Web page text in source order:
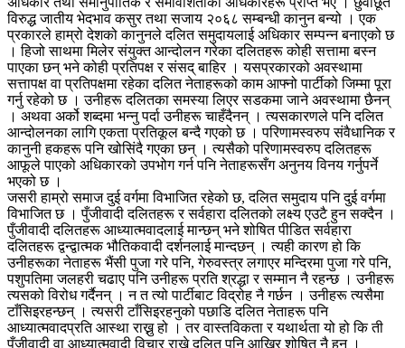
विरुद्ध जातीय भेदभाव कसुर तथा सजाय २०६८ सम्बन्धी कानुन बन्यो । एक
प्रकारले हाम्रो देशको कानुनले दलित समुदायलाई अधिकार सम्पन्न बनाएको छ
। हिजो साथमा मिलेर संयुक्त आन्दोलन गरेका दलितहरू कोही सत्तामा बस्न
पाएका छन् भने कोही प्रतिपक्ष र संसद् बाहिर । यसप्रकारको अवस्थामा
सत्तापक्ष वा प्रतिपक्षमा रहेका दलित नेताहरूको काम आफ्नो पार्टीको जिम्मा पूरा
गर्नु रहेको छ । उनीहरू दलितका समस्या लिएर सडकमा जाने अवस्थामा छैनन्
। अथवा अर्को शब्दमा भन्नु पर्दा उनीहरू चाहँदैनन् । त्यसकारणले पनि दलित
आन्दोलनका लागि एकता प्रतिकूल बन्दै गएको छ । परिणामस्वरुप संवैधानिक र
कानुनी हकहरू पनि खोसिंदै गएका छन् । त्यसैको परिणामस्वरुप दलितहरू
आफूले पाएको अधिकारको उपभोग गर्न पनि नेताहरूसँग अनुनय विनय गर्नुपर्ने
भएको छ ।
जसरी हाम्रो समाज दुई वर्गमा विभाजित रहेको छ, दलित समुदाय पनि दुई वर्गमा
विभाजित छ । पुँजीवादी दलितहरू र सर्वहारा दलितको लक्ष्य एउटै हुन सक्दैन ।
पुँजीवादी दलितहरू आध्यात्मवादलाई मान्छन् भने शोषित पीडित सर्वहारा
दलितहरू द्वन्द्वात्मक भौतिकवादी दर्शनलाई मान्दछन् । त्यही कारण हो कि
उनीहरूका नेताहरू भैंसी पुजा गरे पनि, गेरुवस्त्र लगाएर मन्दिरमा पुजा गरे पनि,
पशुपतिमा जलहरी चढाए पनि उनीहरू प्रति श्रद्धा र सम्मान नै रहन्छ । उनीहरू
त्यसको विरोध गर्दैनन् । न त त्यो पार्टीबाट विद्रोह नै गर्छन । उनीहरू त्यसैमा
टाँसिइरहन्छन् । त्यसरी टाँसिइरहनुको पछाडि दलित नेताहरू पनि
आध्यात्मवादप्रति आस्था राख्नु हो । तर वास्तविकता र यथार्थता यो हो कि ती
पुँजीवादी वा आध्यात्मवादी विचार राख्ने दलित पनि आखिर शोषित नै हुन ।